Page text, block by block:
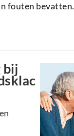
fouten bevatten.
bij